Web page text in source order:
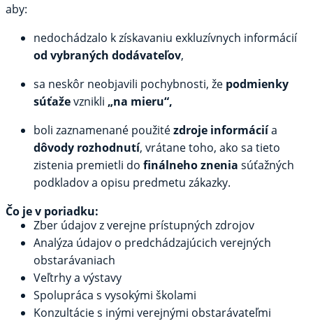
aby:
nedochádzalo k získavaniu exkluzívnych informácií
od vybraných dodávateľov,
sa neskôr neobjavili pochybnosti, že podmienky
súťaževznikli „na mieru“,
boli zaznamenané použitézdroje informáciía
dôvody rozhodnutí, vrátane toho, ako sa tieto
zistenia premietli do finálneho znenia súťažných
podkladov a opisu predmetu zákazky.
Čo je v poriadku:
Zber údajov z verejne prístupných zdrojov
Analýza údajov o predchádzajúcich verejných
obstarávaniach
Veľtrhy a výstavy
Spolupráca s vysokými školami
Konzultácie s inými verejnými obstarávateľmi